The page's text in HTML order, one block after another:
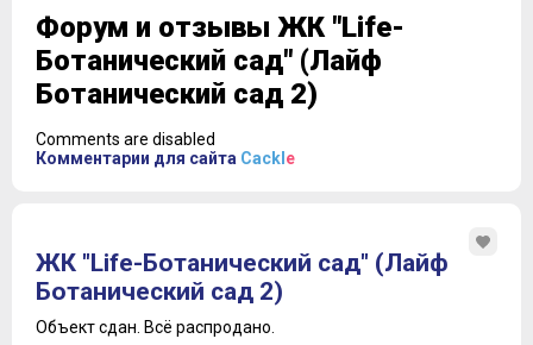
Форум и отзывы ЖК "Life-
Ботанический сад" (Лайф
Ботанический сад 2)
Comments are disabled
Комментарии для сайта Cackl e
ЖК "Life-Ботанический сад" (Лайф
Ботанический сад 2)
Объект сдан. Всё распродано.